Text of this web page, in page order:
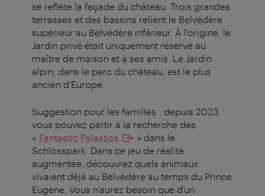
se reflète la façade du château. Trois grandes
terrasses et des bassins relient le Belvédère
supérieur au Belvédère inférieur. À l'origine, le
Jardin privé était uniquement réservé au
maître de maison et à ses amis. Le Jardin
alpin, dans le parc du château, est le plus
ancien d'Europe.
Suggestion pour les familles : depuis 2023,
vous pouvez partir à la recherche des
« Fantastic Palastics
» dans le
Schlosspark. Dans ce jeu de réalité
augmentée, découvrez quels animaux
vivaient déjà au Belvédère au temps du Prince
Eugène. Vous n’aurez besoin que d’un